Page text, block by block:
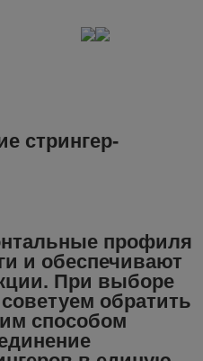
стрингер-
профиля
и обеспечивают
При выборе
обратить
способом